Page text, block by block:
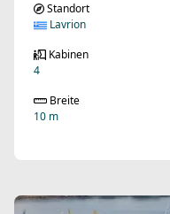
Standort
Lavrion
Kabinen
4
Breite
10 m